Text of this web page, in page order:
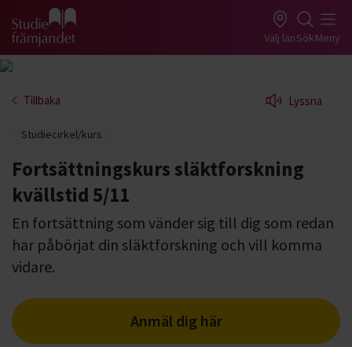
Gå till studiefrämjandets startsida Välj länSökMeny
Tillbaka Lyssna
Studiecirkel/kurs
Fortsättningskurs släktforskning
kvällstid 5/11
En fortsättning som vänder sig till dig som redan
har påbörjat din släktforskning och vill komma
vidare.
Anmäl dig här